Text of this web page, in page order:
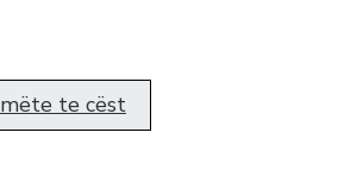
mëte te cëst